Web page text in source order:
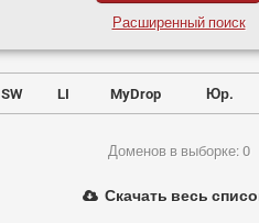
Расширенный поиск
SW LI MyDrop Юр.
Доменов в выборке: 0
Скачать весь